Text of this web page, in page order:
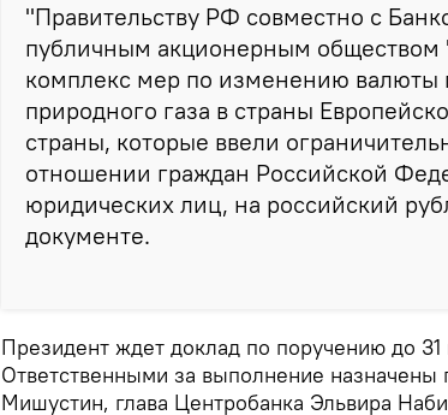
"Правительству РФ совместно с
публичным акционерным обществом
комплекс мер по изменению валюты
природного газа в страны
страны, которые ввели
отношении граждан Российской
юридических лиц, на российский
документе.
Президент ждет доклад по поручению до
Ответственными за выполнение
Мишустин, глава Центробанка Эльвира